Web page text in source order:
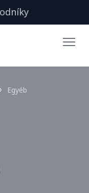
Egyéb